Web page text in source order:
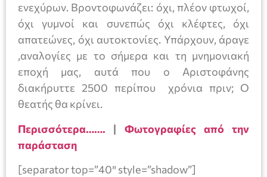
ενεχύρων. Βροντοφωνάζει: όχι, πλέον φτωχοί,
όχι γυμνοί και συνεπώς όχι κλέφτες, όχι
απατεώνες, όχι αυτοκτονίες. Υπάρχουν, άραγε
,αναλογίες με το σήμερα και τη μνημονιακή
εποχή μας, αυτά που ο Αριστοφάνης
διακήρυττε 2500 περίπου χρόνια πριν; Ο
θεατής θα κρίνει.
Περισσότερα……. | Φωτογραφίες από την
παράσταση
[separator top=”40″ style=”shadow”]